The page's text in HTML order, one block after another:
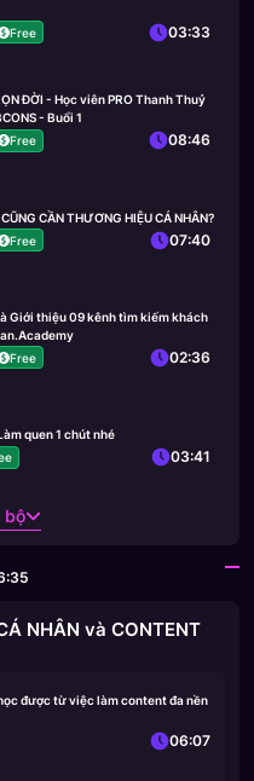
Free 03:33
ĐỜI - Học viên PRO Thanh Thuỷ
- Buổi 1
Free 08:46
CẦN THƯƠNG HIỆU CÁ NHÂN?
Free 07:40
Giới thiệu 09 kênh tìm kiếm khách
Free 02:36
quen 1 chút nhé
03:41
bộ
NHÂN và CONTENT
được từ việc làm content đa nền
06:07